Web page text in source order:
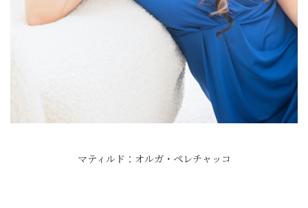
マティルド：オルガ・ペレチャッコ